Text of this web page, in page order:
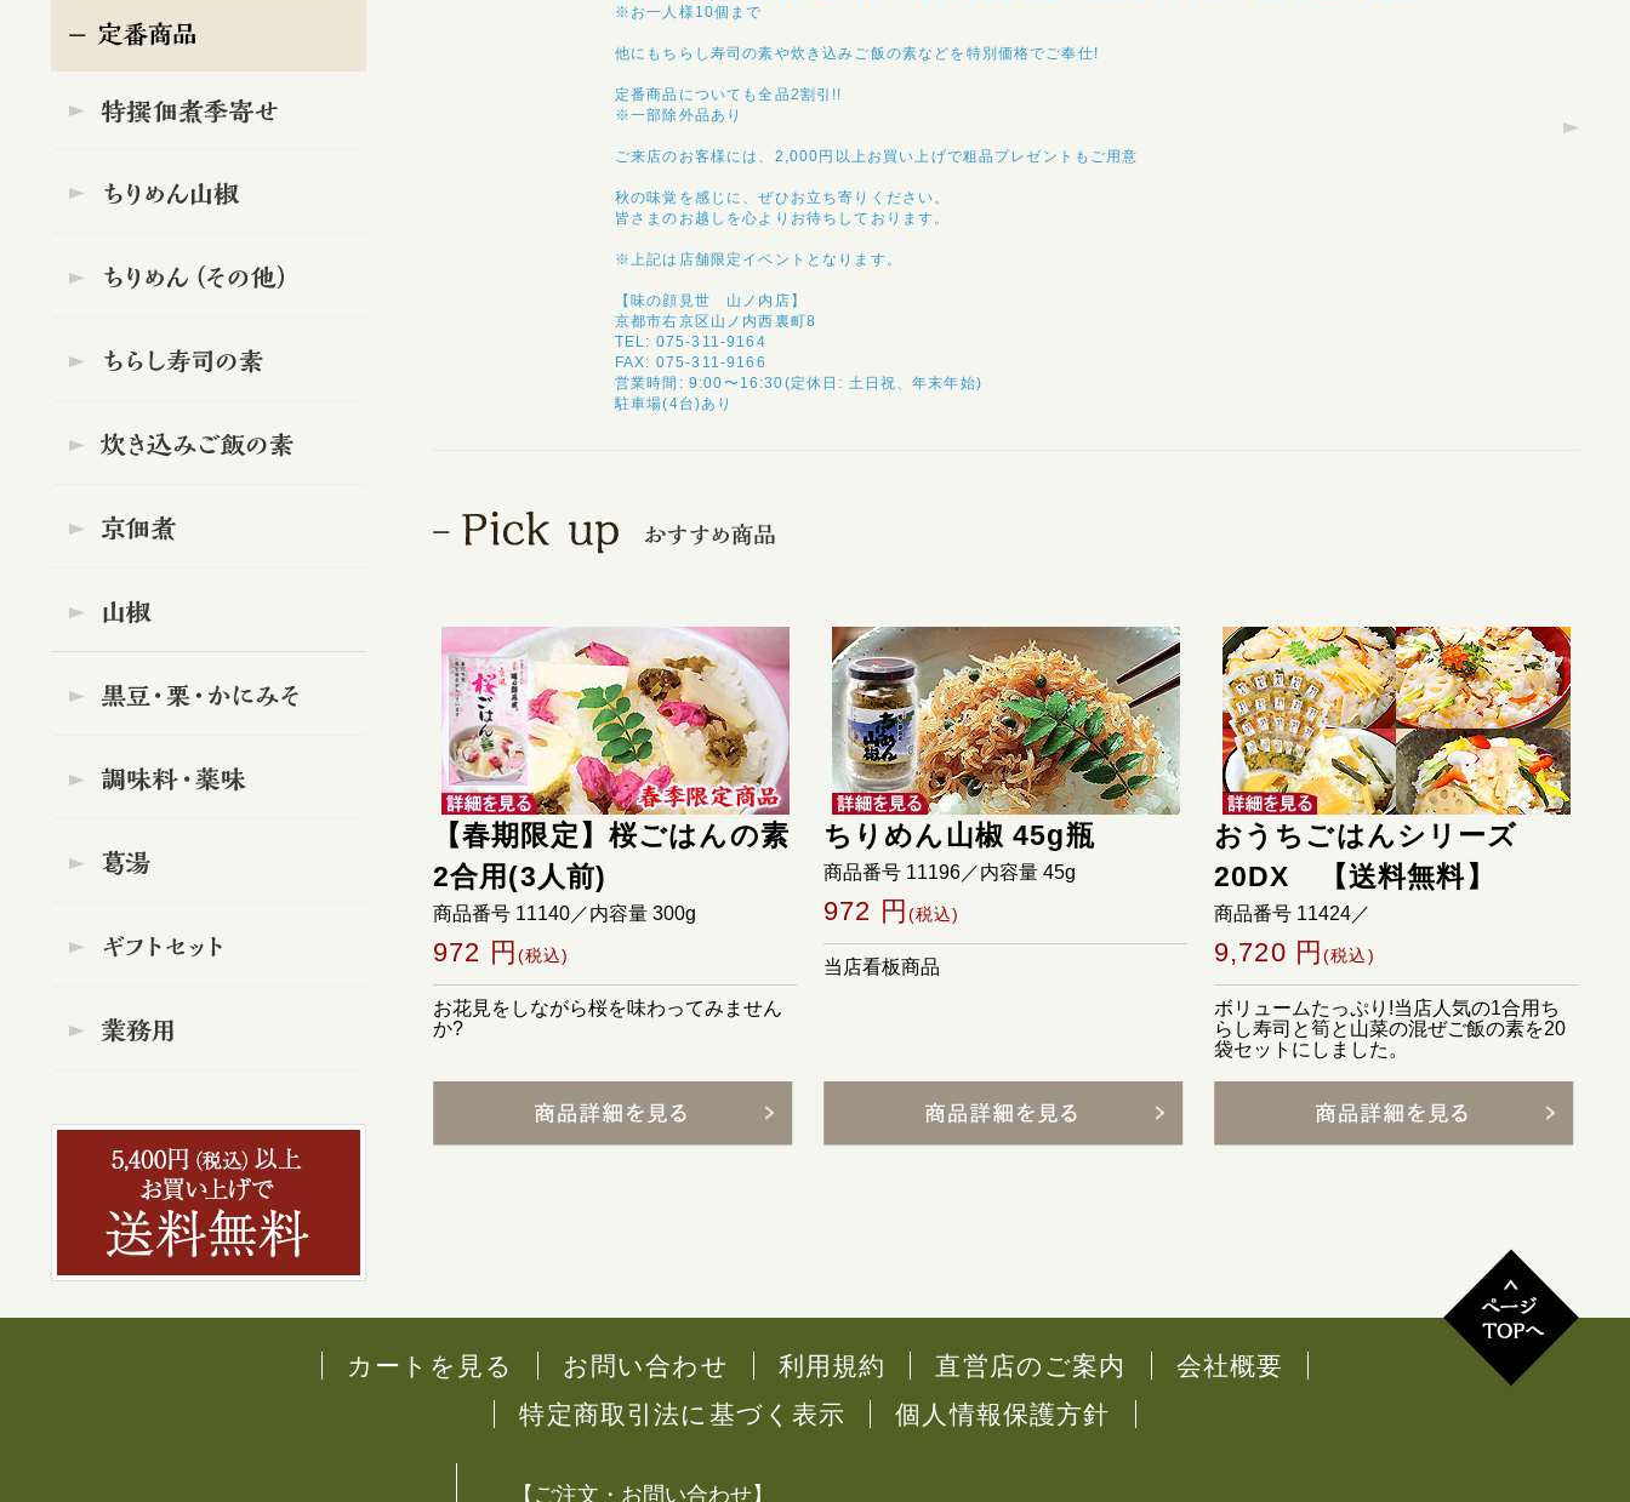
※お一人様10個まで
他にもちらし寿司の素や炊き込みご飯の素などを特別価格でご奉仕!
定番商品についても全品2割引!!
※一部除外品あり
ご来店のお客様には、2,000円以上お買い上げで粗品プレゼントもご用意
秋の味覚を感じに、ぜひお立ち寄りください。
皆さまのお越しを心よりお待ちしております。
※上記は店舗限定イベントとなります。
【味の顔見世 山ノ内店】
京都市右京区山ノ内西裏町8
TEL: 075-311-9164
FAX: 075-311-9166
営業時間: 9:00〜16:30(定休日: 土日祝、年末年始)
駐車場(4台)あり
【春期限定】桜ごはんの素
2合用(3人前)
商品番号 11140／内容量 300g
972 円 (税込)
お花見をしながら桜を味わってみません
か?
ちりめん山椒 45g瓶
商品番号 11196／内容量 45g
972 円 (税込)
当店看板商品
おうちごはんシリーズ
20DX 【送料無料】
商品番号 11424／
9,720 円(税込)
ボリュームたっぷり!当店人気の1合用ち
らし寿司と筍と山菜の混ぜご飯の素を20
袋セットにしました。
カートを見る お問い合わせ 利用規約 直営店のご案内
会社概要
特定商取引法に基づく表示
個人情報保護方針
【ご注文・お問い合わせ】